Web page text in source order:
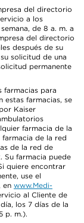
del directorio
a los
de 8 a. m. a
del directorio
después de su
solicitud de una
permanente
farmacias para
estas farmacias, se
Kaiser
farmacia de la
farmacia de la red
de la red de
Su farmacia puede
quiere encontrar
use el
en www.Medi-
al Cliente de
los 7 días de la
p. m.).